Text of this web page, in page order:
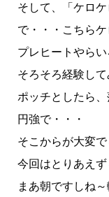
そして、「ケロ
で・・・こちら
プレヒートやら
そろそろ経験し
ポッチとしたら
円強で・・・
そこからが大変で
今回はとりあえ
まあ朝ですしね